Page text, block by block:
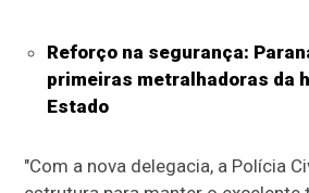
Reforço na segurança:
primeiras metralhadoras da
Estado
"Com a nova delegacia, a Polícia